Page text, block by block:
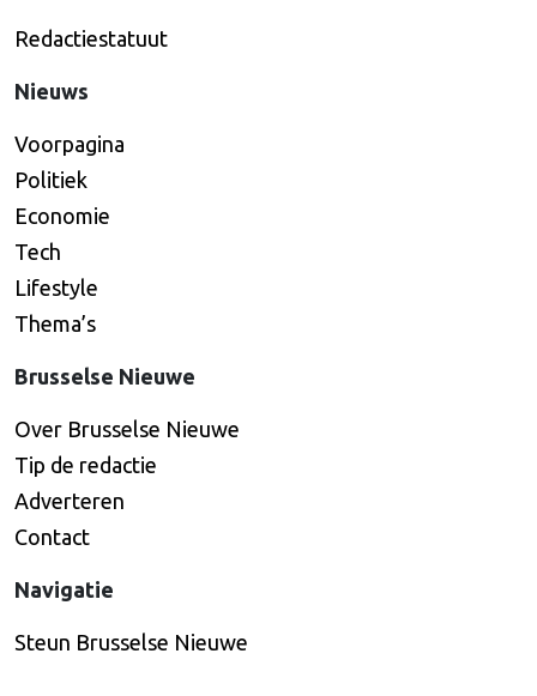
Redactiestatuut
Nieuws
Voorpagina
Politiek
Economie
Tech
Lifestyle
Thema’s
Brusselse Nieuwe
Over Brusselse Nieuwe
Tip de redactie
Adverteren
Contact
Navigatie
Steun Brusselse Nieuwe